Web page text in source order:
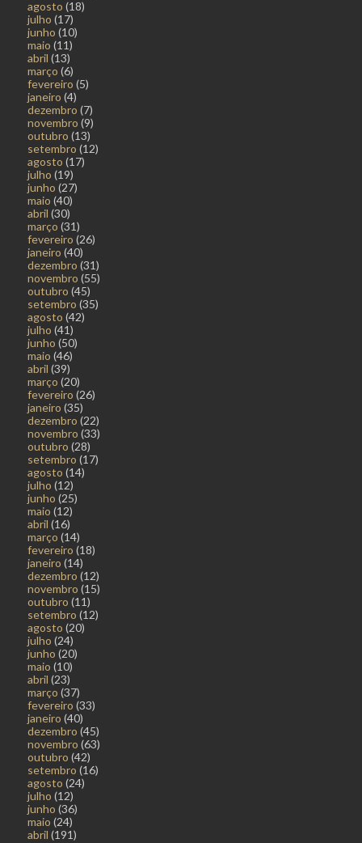
agosto (18)
julho (17)
junho (10)
maio (11)
abril (13)
março (6)
fevereiro (5)
janeiro (4)
dezembro (7)
novembro (9)
outubro (13)
setembro (12)
agosto (17)
julho (19)
junho (27)
maio (40)
abril (30)
março (31)
fevereiro (26)
janeiro (40)
dezembro (31)
novembro (55)
outubro (45)
setembro (35)
agosto (42)
julho (41)
junho (50)
maio (46)
abril (39)
março (20)
fevereiro (26)
janeiro (35)
dezembro (22)
novembro (33)
outubro (28)
setembro (17)
agosto (14)
julho (12)
junho (25)
maio (12)
abril (16)
março (14)
fevereiro (18)
janeiro (14)
dezembro (12)
novembro (15)
outubro (11)
setembro (12)
agosto (20)
julho (24)
junho (20)
maio (10)
abril (23)
março (37)
fevereiro (33)
janeiro (40)
dezembro (45)
novembro (63)
outubro (42)
setembro (16)
agosto (24)
julho (12)
junho (36)
maio (24)
abril (191)